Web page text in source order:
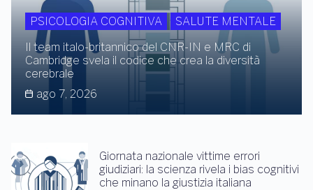
PSICOLOGIA COGNITIVA
SALUTE MENTALE
Il team italo-britannico del CNR-IN e MRC di
Cambridge svela il codice che crea la diversità
cerebrale
ago 7, 2026
Giornata nazionale vittime errori
giudiziari: la scienza rivela i bias cognitivi
che minano la giustizia italiana